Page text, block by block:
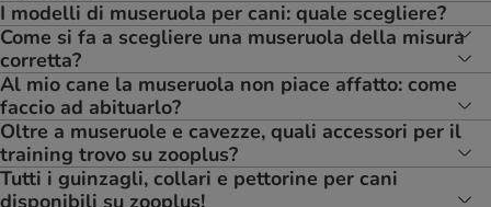
I modelli di museruola per cani: quale scegliere?
Come si fa a scegliere una museruola della misura
corretta?
Al mio cane la museruola non piace affatto: come
faccio ad abituarlo?
Oltre a museruole e cavezze, quali accessori per il
training trovo su zooplus?
Tutti i guinzagli, collari e pettorine per cani
disponibili su zooplus!